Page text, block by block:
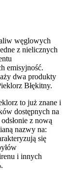
węglowych
z nielicznych
emisyjność.
dwa produkty
Błękitny.
to już znane i
dostępnych na
z nową
nazwy na:
się
i innych